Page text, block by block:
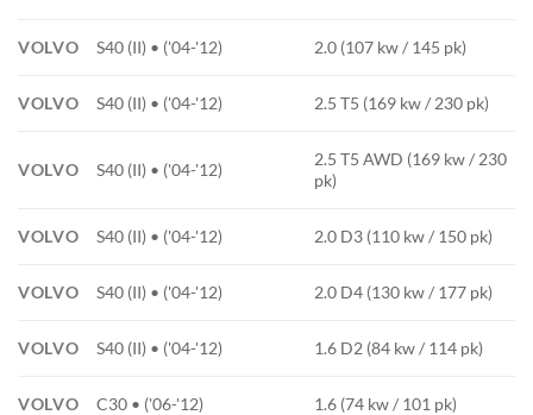
VOLVO S40 (II) • ('04-'12) 2.0 (107 kw / 145 pk)
VOLVO S40 (II) • ('04-'12) 2.5 T5 (169 kw / 230 pk)
VOLVO S40 (II) • ('04-'12)
2.5 T5 AWD (169 kw / 230
pk)
VOLVO S40 (II) • ('04-'12) 2.0 D3 (110 kw / 150 pk)
VOLVO S40 (II) • ('04-'12) 2.0 D4 (130 kw / 177 pk)
VOLVO S40 (II) • ('04-'12) 1.6 D2 (84 kw / 114 pk)
VOLVO C30 • ('06-'12) 1.6 (74 kw / 101 pk)